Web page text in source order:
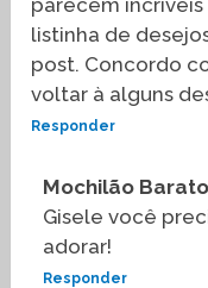
listinha de
post. Concordo
voltar à alguns
Responder
Mochilão Barato
Gisele você
adorar!
Responder